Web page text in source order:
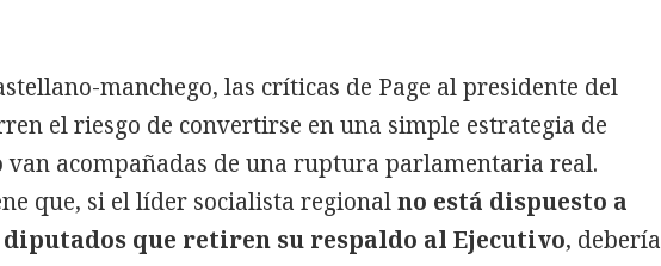
manchego, las críticas de Page al presidente del
el riesgo de convertirse en una simple estrategia de
van acompañadas de una ruptura parlamentaria real.
que, si el líder socialista regionalno está dispuesto a
que retiren su respaldo al Ejecutivo, debería